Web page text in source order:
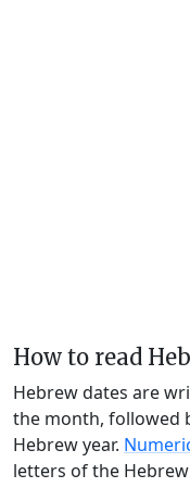
How to read
Hebrew dates are
the month, followed
Hebrew year.
letters of the Hebrew